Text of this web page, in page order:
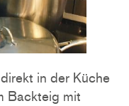
in der Küche
Backteig mit